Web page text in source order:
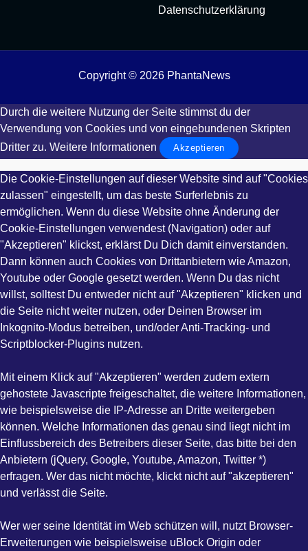
Datenschutzerklärung
Copyright © 2026 PhantaNews
Durch die weitere Nutzung der Seite stimmst du der
Verwendung von Cookies und von eingebundenen Skripten
Dritter zu. Weitere Informationen Akzeptieren
Die Cookie-Einstellungen auf dieser Website sind auf "Cookies
zulassen" eingestellt, um das beste Surferlebnis zu
ermöglichen. Wenn du diese Website ohne Änderung der
Cookie-Einstellungen verwendest (Navigation) oder auf
"Akzeptieren" klickst, erklärst Du Dich damit einverstanden.
Dann können auch Cookies von Drittanbietern wie Amazon,
Youtube oder Google gesetzt werden. Wenn Du das nicht
willst, solltest Du entweder nicht auf "Akzeptieren" klicken und
die Seite nicht weiter nutzen, oder Deinen Browser im
Inkognito-Modus betreiben, und/oder Anti-Tracking- und
Scriptblocker-Plugins nutzen.
Mit einem Klick auf "Akzeptieren" werden zudem extern
gehostete Javascripte freigeschaltet, die weitere Informationen,
wie beispielsweise die IP-Adresse an Dritte weitergeben
können. Welche Informationen das genau sind liegt nicht im
Einflussbereich des Betreibers dieser Seite, das bitte bei den
Anbietern (jQuery, Google, Youtube, Amazon, Twitter *)
erfragen. Wer das nicht möchte, klickt nicht auf "akzeptieren"
und verlässt die Seite.
Wer wer seine Identität im Web schützen will, nutzt Browser-
Erweiterungen wie beispielsweise uBlock Origin oder